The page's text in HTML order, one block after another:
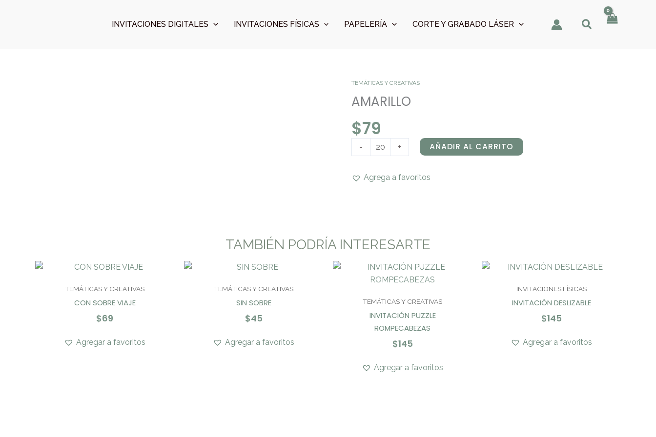
INVITACIONES DIGITALES INVITACIONES FÍSICAS PAPELERÍA CORTE Y GRABADO LÁSER
TEMÁTICAS Y CREATIVAS
AMARILLO
$79
-
AMARILLO
cantidad
+ AÑADIR AL CARRITO
Agrega a favoritos
TAMBIÉN PODRÍA INTERESARTE
TEMÁTICAS Y CREATIVAS
CON SOBRE VIAJE
$69
Agregar a favoritos
TEMÁTICAS Y CREATIVAS
SIN SOBRE
$45
Agregar a favoritos
TEMÁTICAS Y CREATIVAS
INVITACIÓN PUZZLE
ROMPECABEZAS
$145
Agregar a favoritos
INVITACIONES FÍSICAS
INVITACIÓN DESLIZABLE
$145
Agregar a favoritos